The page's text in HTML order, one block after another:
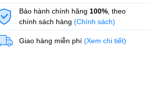
Bảo hành chính hãng 100%, theo
chính sách hàng (Chính sách)
Giao hàng miễn phí (Xem chi tiết)